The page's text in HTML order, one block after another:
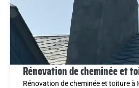
Rénovation de cheminée et
Rénovation de cheminée et toiture à